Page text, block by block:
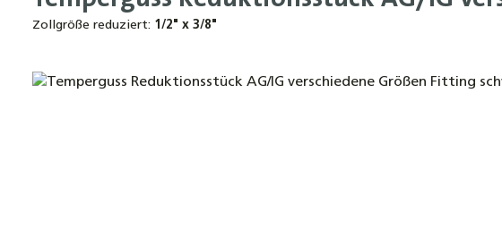
Zollgröße reduziert: 1/2" x 3/8"
Bildergalerie überspringen